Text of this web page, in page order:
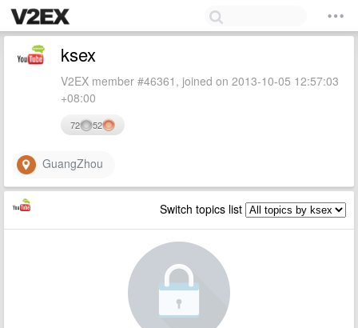
ksex
V2EX member #46361, joined on 2013-10-05 12:57:03
+08:00
72 52
GuangZhou
Switch topics list